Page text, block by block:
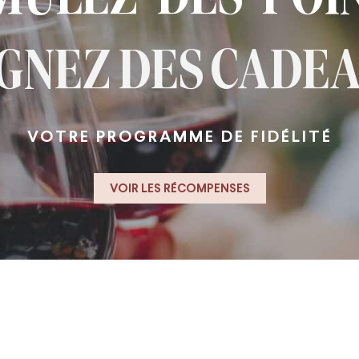
DES
VOTRE PROGRAMME DE FIDÉLITÉ
VOIR LES RÉCOMPENSES